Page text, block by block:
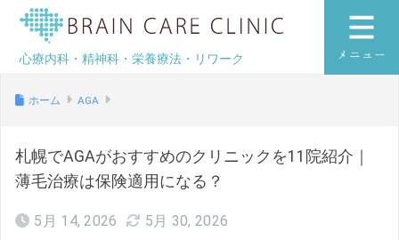
ブレインケア
心療内科・精神科・栄養療法・リワーク
ホーム AGA
札幌でAGAがおすすめのクリニックを11院紹介｜
薄毛治療は保険適用になる？
5月 14, 2026 5月 30, 2026